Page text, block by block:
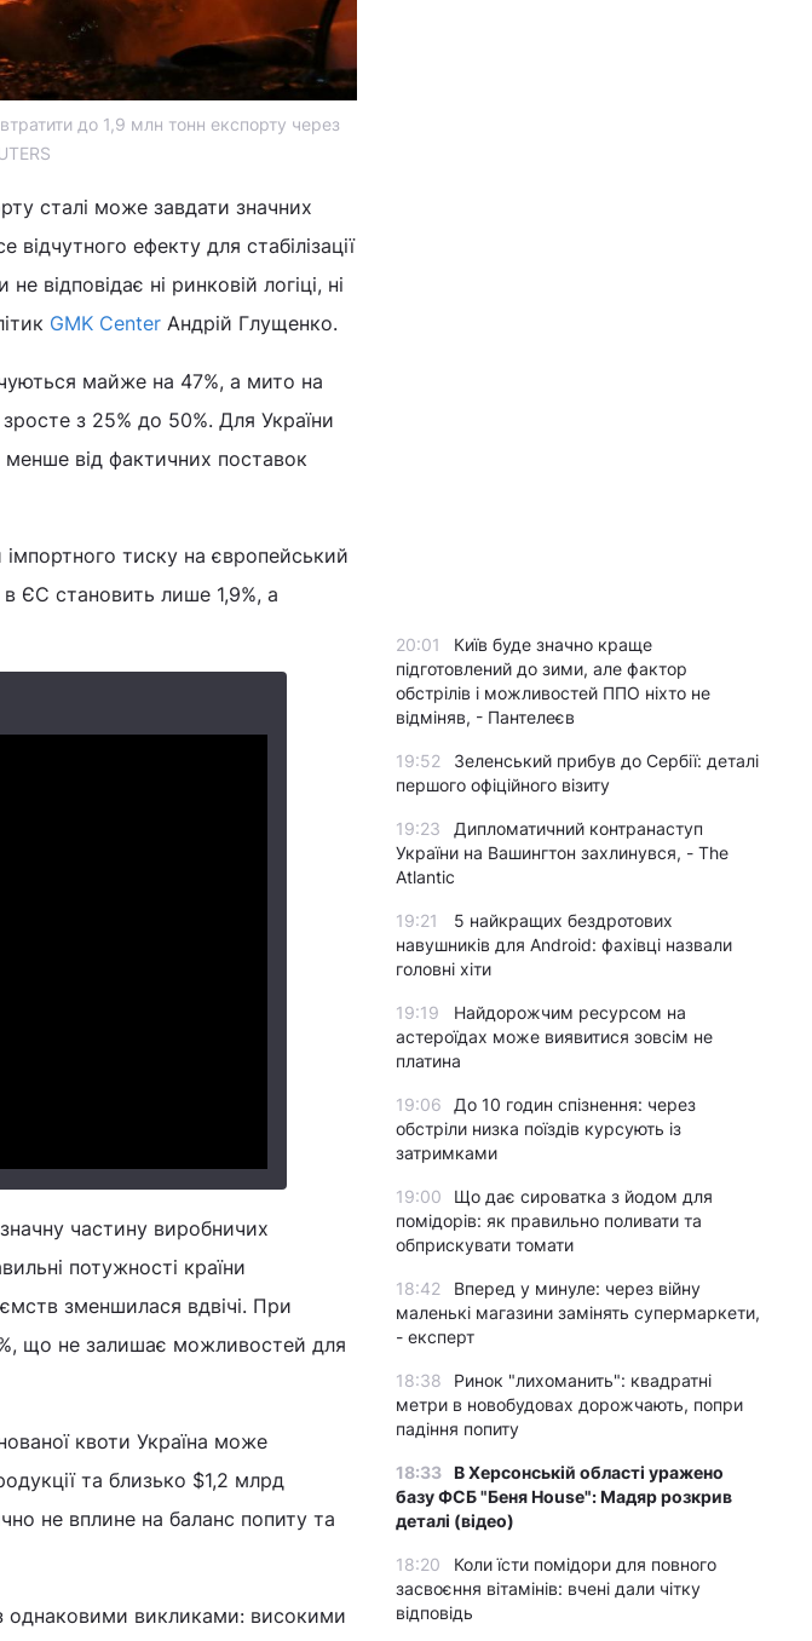
до 1,9 млн тонн експорту через
сталі може завдати значних
ефекту для стабілізації
відповідає ні ринковій логіці, ні
GMK Center Андрій Глущенко.
майже на 47%, а мито на
з 25% до 50%. Для України
менше від фактичних поставок
тиску на європейський
в ЄС становить лише 1,9%, а
частину виробничих
потужності країни
зменшилася вдвічі. При
що не залишає можливостей для
квоти Україна може
та близько $1,2 млрд
не вплине на баланс попиту та
однаковими викликами: високими
20:01
Київ буде значно краще
підготовлений до зими, але фактор
обстрілів і можливостей ППО ніхто не
відміняв, - Пантелеєв
19:52
Зеленський прибув до Сербії: деталі
першого офіційного візиту
19:23
Дипломатичний контранаступ
України на Вашингтон захлинувся, - The
Atlantic
19:21
5 найкращих бездротових
навушників для Android: фахівці назвали
головні хіти
19:19
Найдорожчим ресурсом на
астероїдах може виявитися зовсім не
платина
19:06
До 10 годин спізнення: через
обстріли низка поїздів курсують із
затримками
19:00
Що дає сироватка з йодом для
помідорів: як правильно поливати та
обприскувати томати
18:42
Вперед у минуле: через війну
маленькі магазини замінять супермаркети,
- експерт
18:38
Ринок "лихоманить": квадратні
метри в новобудовах дорожчають, попри
падіння попиту
18:33 В Херсонській області уражено
базу ФСБ "Беня House": Мадяр розкрив
деталі (відео)
18:20
Коли їсти помідори для повного
засвоєння вітамінів: вчені дали чітку
відповідь